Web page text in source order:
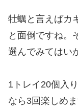
牡蠣と言えばカ
と面倒ですね。
選んでみてはい
1トレイ20個入
なら3回楽しめ